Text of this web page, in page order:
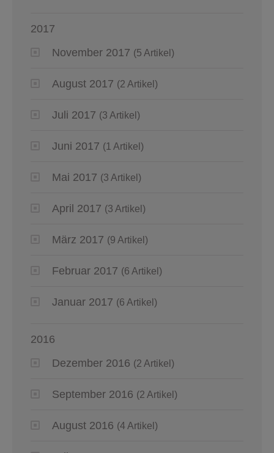
2017
November 2017 (5 Artikel)
August 2017 (2 Artikel)
Juli 2017 (3 Artikel)
Juni 2017 (1 Artikel)
Mai 2017 (3 Artikel)
April 2017 (3 Artikel)
März 2017 (9 Artikel)
Februar 2017 (6 Artikel)
Januar 2017 (6 Artikel)
2016
Dezember 2016 (2 Artikel)
September 2016 (2 Artikel)
August 2016 (4 Artikel)